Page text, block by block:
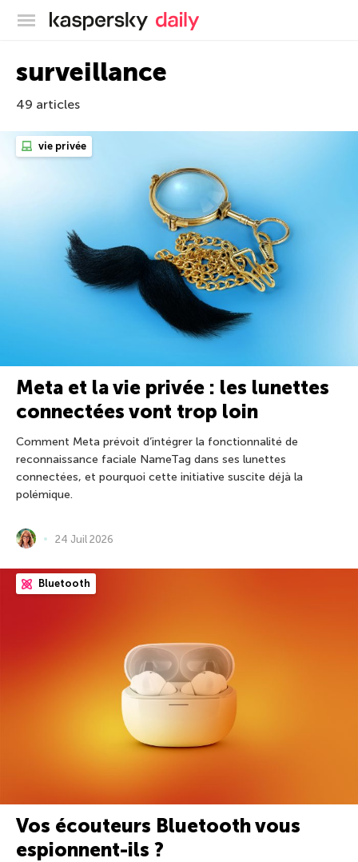
Blog officiel de Kaspersky
surveillance
49 articles
vie privée
Meta et la vie privée : les lunettes
connectées vont trop loin
Comment Meta prévoit d’intégrer la fonctionnalité de
reconnaissance faciale NameTag dans ses lunettes
connectées, et pourquoi cette initiative suscite déjà la
polémique.
24 Juil 2026
Bluetooth
Vos écouteurs Bluetooth vous
espionnent-ils ?